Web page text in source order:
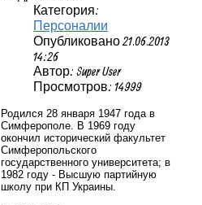
Категория:
Персоналии
Опубликовано 21.06.2013
14:26
Автор: Super User
Просмотров: 14999
Родился 28 января 1947 года в
Симферополе. В 1969 году
окончил исторический факультет
Симферопольского
государственного университета; в
1982 году - Высшую партийную
школу при КП Украины.